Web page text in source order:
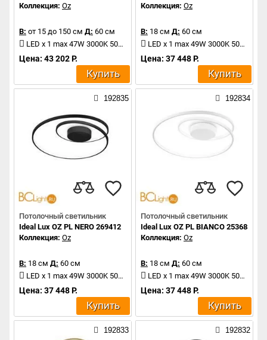
Коллекция: Oz
В: от 15 до 150 см Д: 60 см
LED x 1 max 47W 3000K 5000Lm
Цена: 43 202 Р.
Купить
Коллекция: Oz
В: 18 см Д: 60 см
LED x 1 max 49W 3000K 5000Lm
Цена: 37 448 Р.
Купить
192835
Потолочный светильник
Ideal Lux OZ PL NERO 269412
Коллекция: Oz
В: 18 см Д: 60 см
LED x 1 max 49W 3000K 5000Lm
Цена: 37 448 Р.
Купить
192834
Потолочный светильник
Ideal Lux OZ PL BIANCO 253688
Коллекция: Oz
В: 18 см Д: 60 см
LED x 1 max 49W 3000K 5000Lm
Цена: 37 448 Р.
Купить
192833 192832